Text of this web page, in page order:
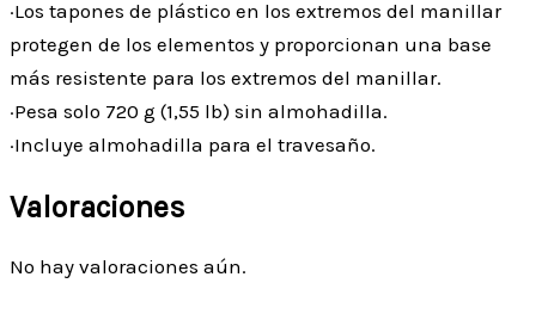
·Los tapones de plástico en los extremos del manillar
protegen de los elementos y proporcionan una base
más resistente para los extremos del manillar.
·Pesa solo 720 g (1,55 lb) sin almohadilla.
·Incluye almohadilla para el travesaño.
Valoraciones
No hay valoraciones aún.